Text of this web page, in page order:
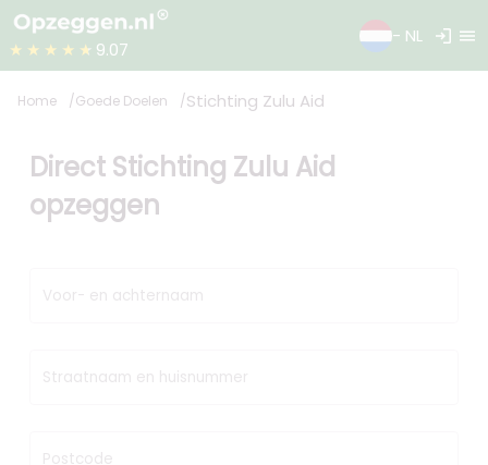
★★★★★ 9.07
- NL login menu
Home Goede Doelen Stichting Zulu Aid
Direct Stichting Zulu Aid
opzeggen
Voor- en achternaam
Straatnaam en huisnummer
Postcode